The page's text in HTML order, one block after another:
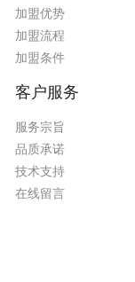
加盟优势
加盟流程
加盟条件
客户服务
服务宗旨
品质承诺
技术支持
在线留言